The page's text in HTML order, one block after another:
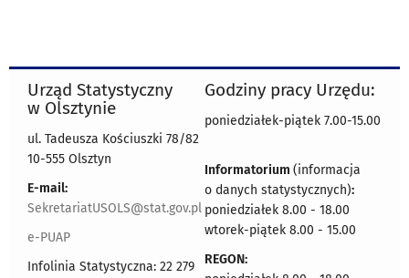
Urząd Statystyczny
w Olsztynie
ul. Tadeusza Kościuszki 78/82
10-555 Olsztyn
E-mail:
SekretariatUSOLS@stat.gov.pl
e-PUAP
Infolinia Statystyczna: 22 279
Godziny pracy Urzędu:
poniedziałek-piątek 7.00-15.00
Informatorium (informacja
o danych statystycznych):
poniedziałek 8.00 - 18.00
wtorek-piątek 8.00 - 15.00
REGON: